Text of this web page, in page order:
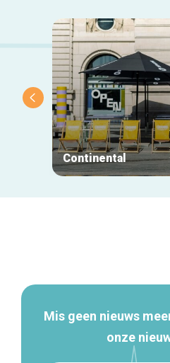
Continental
Mis geen nieuws
onze